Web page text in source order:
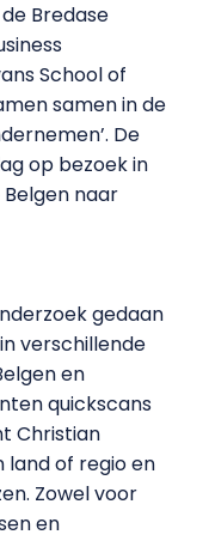
Bredase
School of
samen in de
De
op bezoek in
naar
gedaan
verschillende
en
quickscans
Christian
land of regio en
Zowel voor
en